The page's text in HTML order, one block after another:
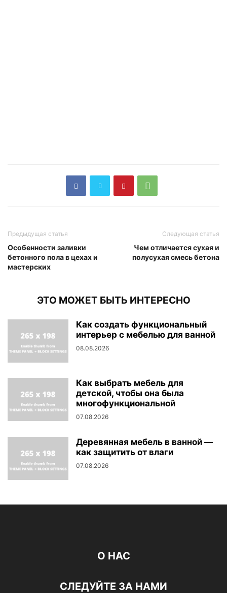
Предыдущая статья
Особенности заливки
бетонного пола в цехах и
мастерских
Следующая статья
Чем отличается сухая и
полусухая смесь бетона
ЭТО МОЖЕТ БЫТЬ ИНТЕРЕСНО
Как создать функциональный
интерьер с мебелью для ванной
08.08.2026
Как выбрать мебель для
детской, чтобы она была
многофункциональной
07.08.2026
Деревянная мебель в ванной —
как защитить от влаги
07.08.2026
О НАС
СЛЕДУЙТЕ ЗА НАМИ